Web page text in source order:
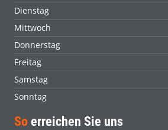
Dienstag
Mittwoch
Donnerstag
Freitag
Samstag
Sonntag
So erreichen Sie uns